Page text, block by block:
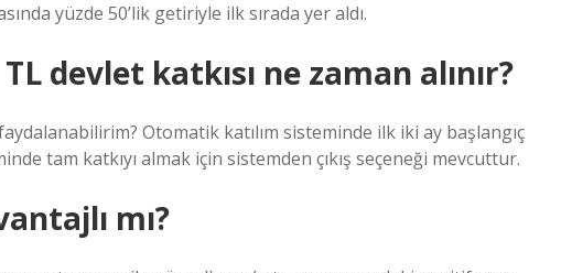
yüzde 50’lik getiriyle ilk sırada yer aldı.
devlet katkısı ne zaman alınır?
Otomatik katılım sisteminde ilk iki ay başlangıç
tam katkıyı almak için sistemden çıkış seçeneği mevcuttur.
mı?